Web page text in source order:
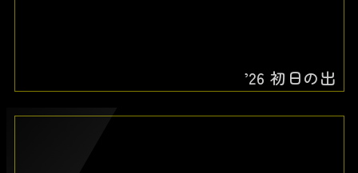
’26 初日の出